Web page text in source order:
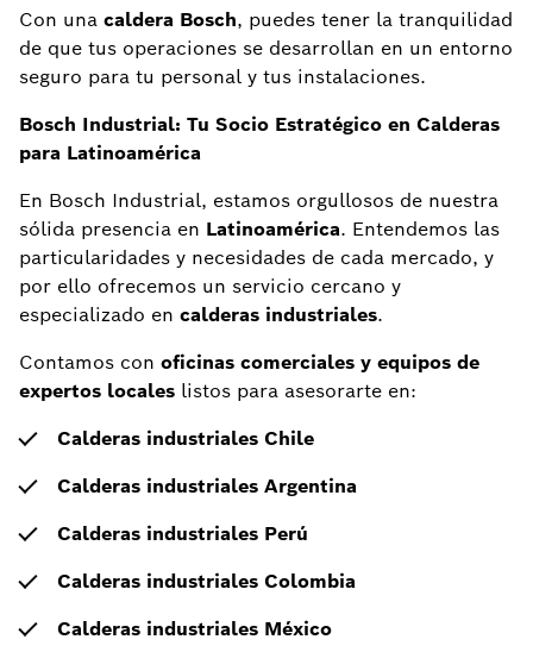
Con una caldera Bosch, puedes tener la tranquilidad
de que tus operaciones se desarrollan en un entorno
seguro para tu personal y tus instalaciones.
Bosch Industrial: Tu Socio Estratégico en Calderas
para Latinoamérica
En Bosch Industrial, estamos orgullosos de nuestra
sólida presencia en Latinoamérica. Entendemos las
particularidades y necesidades de cada mercado, y
por ello ofrecemos un servicio cercano y
especializado en calderas industriales.
Contamos con oficinas comerciales y equipos de
expertos locales listos para asesorarte en:
Calderas industriales Chile
Calderas industriales Argentina
Calderas industriales Perú
Calderas industriales Colombia
Calderas industriales México